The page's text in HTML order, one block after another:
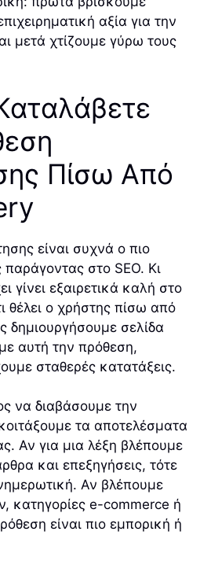
αξία για την
μετά χτίζουμε γύρω τους
Πίσω Από
είναι συχνά ο πιο
στο SEO. Κι
γίνει εξαιρετικά καλή στο
θέλει ο χρήστης πίσω από
δημιουργήσουμε σελίδα
αυτή την πρόθεση,
σταθερές κατατάξεις.
να διαβάσουμε την
τα αποτελέσματα
Αν για μια λέξη βλέπουμε
και επεξηγήσεις, τότε
Αν βλέπουμε
κατηγορίες e-commerce ή
είναι πιο εμπορική ή